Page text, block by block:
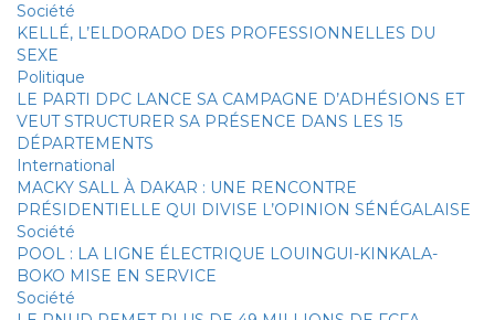
Société
KELLÉ, L’ELDORADO DES PROFESSIONNELLES DU
SEXE
Politique
LE PARTI DPC LANCE SA CAMPAGNE D’ADHÉSIONS ET
VEUT STRUCTURER SA PRÉSENCE DANS LES 15
DÉPARTEMENTS
International
MACKY SALL À DAKAR : UNE RENCONTRE
PRÉSIDENTIELLE QUI DIVISE L’OPINION SÉNÉGALAISE
Société
POOL : LA LIGNE ÉLECTRIQUE LOUINGUI-KINKALA-
BOKO MISE EN SERVICE
Société